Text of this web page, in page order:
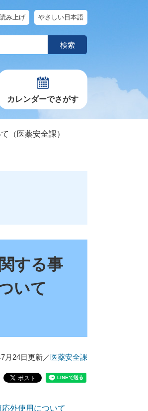
み上げ やさしい日本語
カレンダーでさがす
（医薬安全課）
する事
いて
月24日更新／医薬安全課
外使用について